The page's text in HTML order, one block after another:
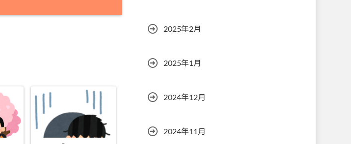
2025年2月
2025年1月
2024年12月
2024年11月